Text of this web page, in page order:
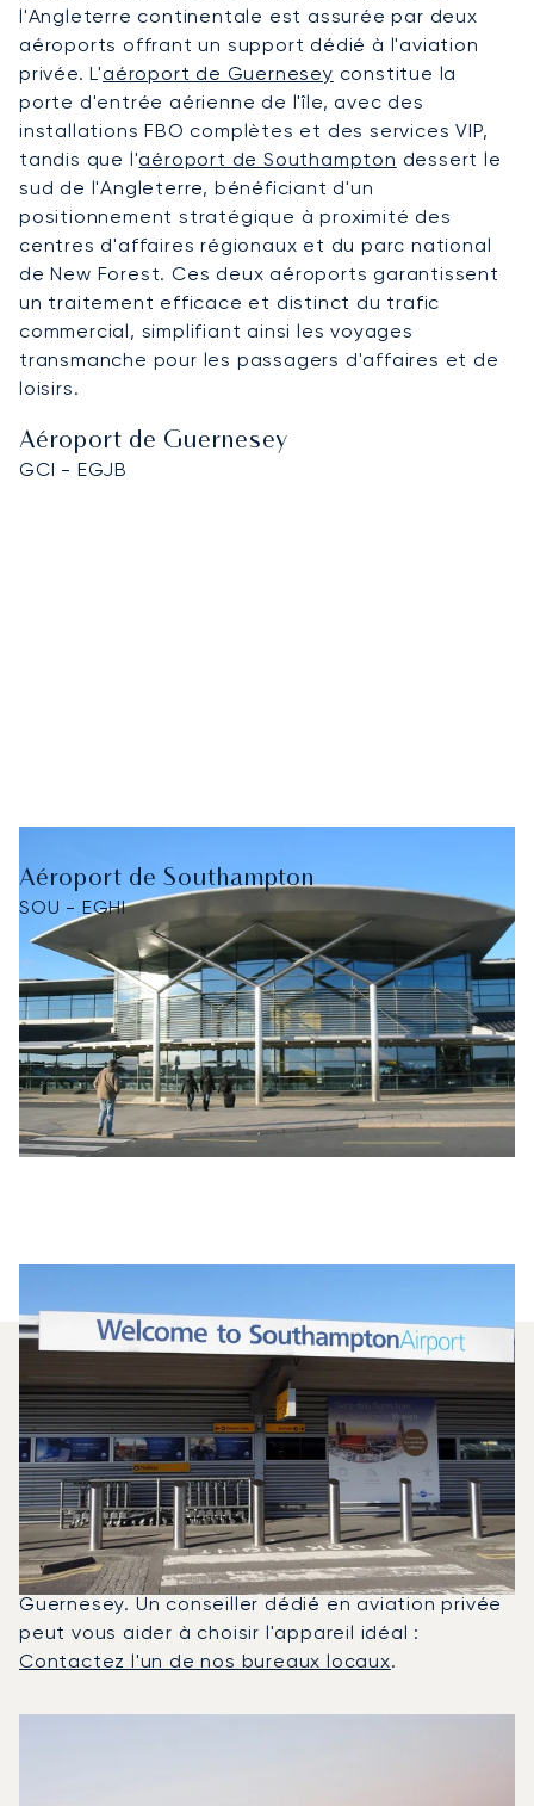
l'Angleterre continentale est assurée par deux
aéroports offrant un support dédié à l'aviation
privée. L'aéroport de Guernesey constitue la
porte d'entrée aérienne de l'île, avec des
installations FBO complètes et des services VIP,
tandis que l'aéroport de Southampton dessert le
sud de l'Angleterre, bénéficiant d'un
positionnement stratégique à proximité des
centres d'affaires régionaux et du parc national
de New Forest. Ces deux aéroports garantissent
un traitement efficace et distinct du trafic
commercial, simplifiant ainsi les voyages
transmanche pour les passagers d'affaires et de
loisirs.
Aéroport de Guernesey
GCI - EGJB
Aéroport de Southampton
SOU - EGHI
Quels Jets Privés Sont Les Plus
Affrétés Entre Guernesey Et
Southampton ?
En 2025, le Citation Mustang, le HondaJet HA 420
et le King Air B200 ont été les jets privés les plus
utilisés pour les vols entre Southampton et
Guernesey. Un conseiller dédié en aviation privée
peut vous aider à choisir l'appareil idéal :
Contactez l'un de nos bureaux locaux.